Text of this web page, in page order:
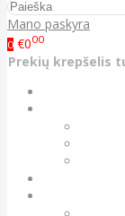
Mano paskyra
0 €000
Prekių krepšelis